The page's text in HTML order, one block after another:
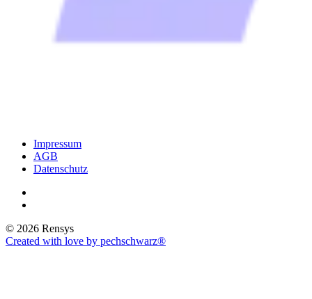
Impressum
AGB
Datenschutz
© 2026 Rensys
Created with love by pechschwarz®